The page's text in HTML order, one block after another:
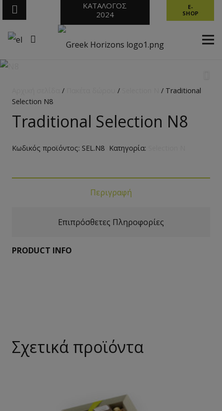
ΚΑΤΑΛΟΓΟΣ
2024
E-
SHOP
/ /
/ Traditional
Selection N8
Traditional Selection N8
Κωδικός προϊόντος: SEL.N8 Κατηγορία:
Περιγραφή
Επιπρόσθετες Πληροφορίες
PRODUCT INFO
Σχετικά προϊόντα